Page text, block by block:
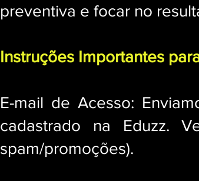
preventiva e focar no
Instruções Importantes
E-mail de Acesso:
cadastrado na Eduzz.
spam/promoções).